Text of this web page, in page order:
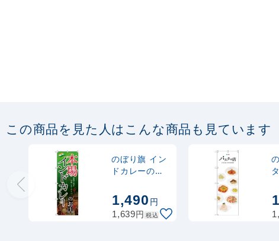
この商品を見た人はこんな商品も見ています
のぼり旗 イン
ドカレーのお
2148)
1,490円
1,639円 税込